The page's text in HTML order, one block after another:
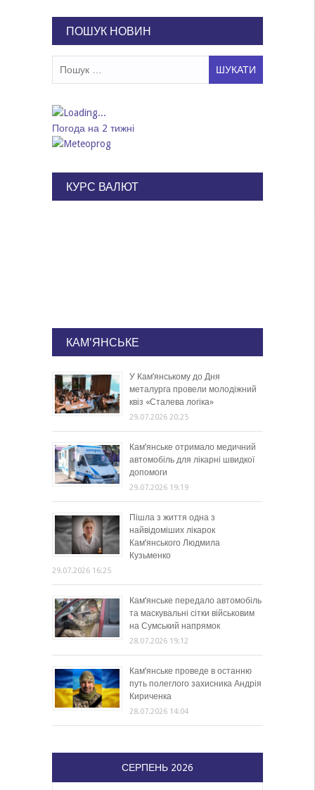
ПОШУК НОВИН
Погода на 2 тижні
КУРС ВАЛЮТ
КАМ'ЯНСЬКЕ
У Кам’янському до Дня
металурга провели молодіжний
квіз «Сталева логіка»
29.07.2026 20:25
Кам’янське отримало медичний
автомобіль для лікарні швидкої
допомоги
29.07.2026 19:19
Пішла з життя одна з
найвідоміших лікарок
Кам’янського Людмила
Кузьменко
29.07.2026 16:25
Кам’янське передало автомобіль
та маскувальні сітки військовим
на Сумський напрямок
28.07.2026 19:12
Кам’янське проведе в останню
путь полеглого захисника Андрія
Кириченка
28.07.2026 14:04
СЕРПЕНЬ 2026